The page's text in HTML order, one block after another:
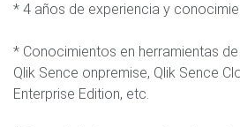
* 4 años de experiencia y
* Conocimientos en herramientas de
Qlik Sence onpremise, Qlik Sence
Enterprise Edition, etc.